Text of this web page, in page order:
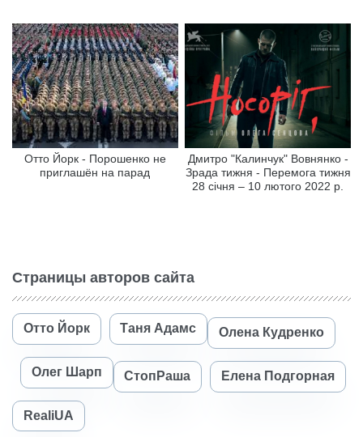
Отто Йорк - Порошенко не
приглашён на парад
Дмитро "Калинчук" Вовнянко -
Зрада тижня - Перемога тижня
28 січня – 10 лютого 2022 р.
Страницы авторов сайта
Отто Йорк Таня Адамс Олена Кудренко
Олег Шарп СтопРаша Елена Подгорная
RealiUA